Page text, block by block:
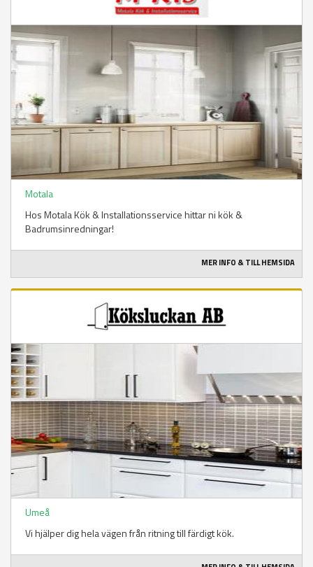
Motala
Hos Motala Kök & Installationsservice hittar ni kök &
Badrumsinredningar!
MER INFO & TILL HEMSIDA
Umeå
Vi hjälper dig hela vägen från ritning till färdigt kök.